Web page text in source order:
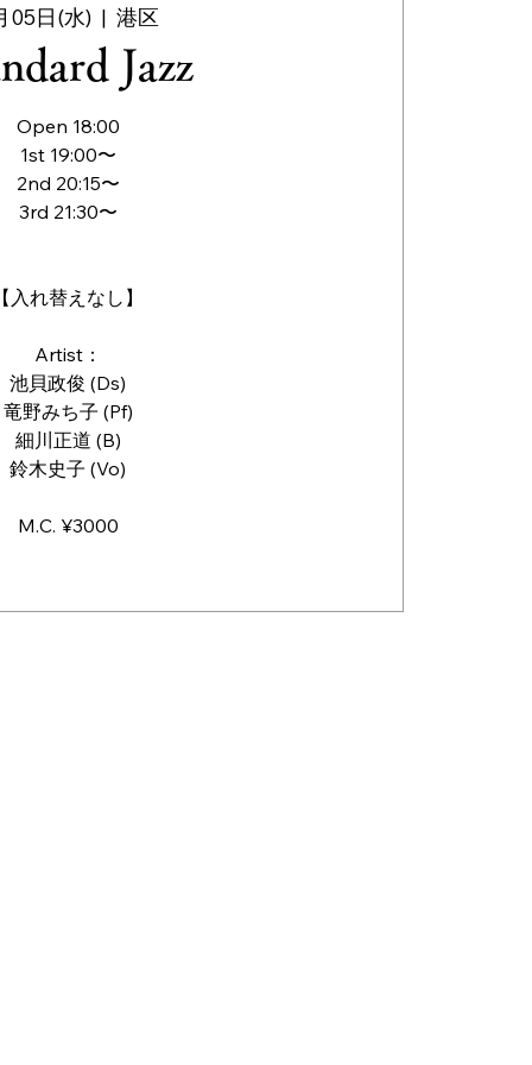
05日(水)
  |
港区
Jazz
Open 18:00
1st 19:00〜
2nd 20:15〜
3rd 21:30〜
入れ替えなし】
Artist：
池貝政俊 (Ds)
竜野みち子 (Pf)
細川正道 (B)
鈴木史子 (Vo)
M.C. ¥3000